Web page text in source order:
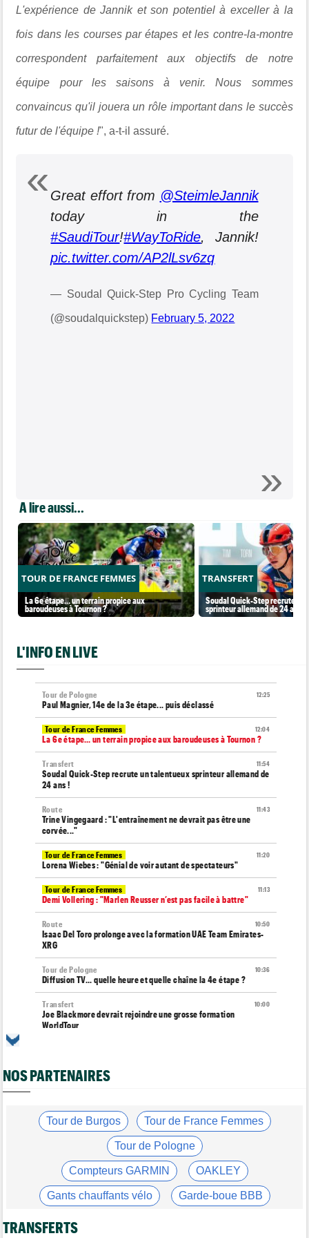
L'expérience de Jannik et son potentiel à exceller à la
fois dans les courses par étapes et les contre-la-montre
correspondent parfaitement aux objectifs de notre
équipe pour les saisons à venir. Nous sommes
convaincus qu'il jouera un rôle important dans le succès
futur de l'équipe !", a-t-il assuré.
Great effort from @SteimleJannik
today in the
#SaudiTour!#WayToRide, Jannik!
pic.twitter.com/AP2lLsv6zq
— Soudal Quick-Step Pro Cycling Team
(@soudalquickstep) February 5, 2022
A lire aussi...
TOUR DE FRANCE FEMMES
La 6e étape… un terrain propice aux
baroudeuses à Tournon ?
TRANSFERT
Soudal Quick-Step recrute un
sprinteur allemand de 24 ans !
L'INFO EN LIVE
12:25
Tour de Pologne
Paul Magnier, 14e de la 3e étape... puis déclassé
12:04
Tour de France Femmes
La 6e étape… un terrain propice aux baroudeuses à Tournon ?
11:54
Transfert
Soudal Quick-Step recrute un talentueux sprinteur allemand de
24 ans !
11:43
Route
Trine Vingegaard : "L'entraînement ne devrait pas être une
corvée..."
11:20
Tour de France Femmes
Lorena Wiebes : "Génial de voir autant de spectateurs"
11:13
Tour de France Femmes
Demi Vollering : "Marlen Reusser n’est pas facile à battre"
10:50
Route
Isaac Del Toro prolonge avec la formation UAE Team Emirates-
XRG
10:36
Tour de Pologne
Diffusion TV... quelle heure et quelle chaîne la 4e étape ?
10:00
Transfert
Joe Blackmore devrait rejoindre une grosse formation
WorldTour
Tour de France Femmes
08:25
Média
Les vidéos de cyclisme sur Dailymotion : Cyclism'Actu TV
A quelle heure et sur quelle chaîne suivre la 3e étape à la TV ?
07:33
Agenda
Tour de France Femmes, Pologne, Burgos… au programme de la
semaine
Route
NOS PARTENAIRES
Tour de Burgos Tour de France Femmes
Tour de Pologne
Compteurs GARMIN OAKLEY
Gants chauffants vélo Garde-boue BBB
Casque ABUS
TRANSFERTS